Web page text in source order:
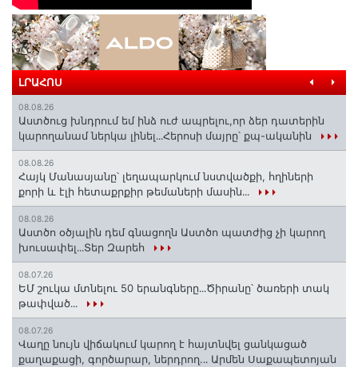
ԼՐԱՀՈՍ
08.08.26
Աստծուց խնդրում եմ ինձ ուժ ապրելու,որ ձեր դատերին
կարողանամ ներկա լինել․․․Հերոսի մայրը՝ քպ-ականին
08.08.26
Հայկ Մանասյանը՝ լեղապարկում նստվածքի, հղիների
քորի և էլի հետաքրքիր թեմաների մասին․․․
08.08.26
Աստծո օծյալին դեմ գնացողն Աստծո պատժից չի կարող
խուսափել․․․Տեր Զարեհ
08.07.26
ԵՄ շուկա մտնելու 50 երանգները․․․Ծիրանը՝ ծառերի տակ
թափված․․․
08.07.26
Վաղը նույն վիճակում կարող է հայտնվել ցանկացած
քաղաքացի, գործարար, ներդրող.․․ Արմեն Սաքապետոյան